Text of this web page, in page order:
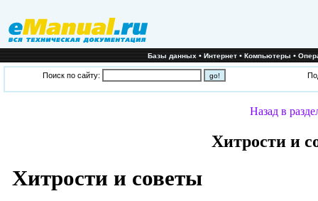
Базы данных•Интернет•Компьютеры•
Поиск по сайту:
Назад в
Хитрости и
Хитрости и советы